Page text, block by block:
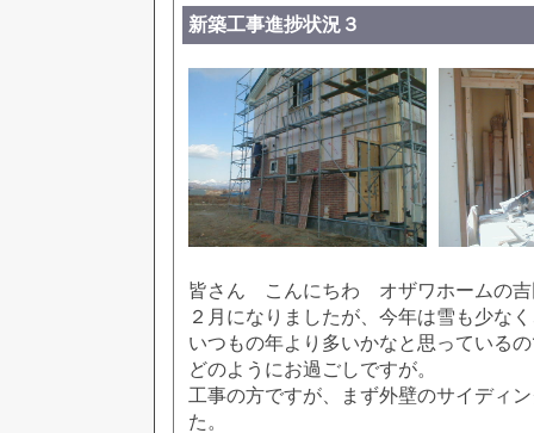
新築工事進捗状況３
皆さん こんにちわ オザワホームの吉
２月になりましたが、今年は雪も少な
いつもの年より多いかなと思っている
どのようにお過ごしですが。
工事の方ですが、まず外壁のサイディ
た。